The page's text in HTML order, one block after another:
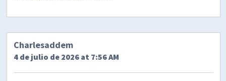
Charlesaddem
4 de julio de 2026 at 7:56 AM